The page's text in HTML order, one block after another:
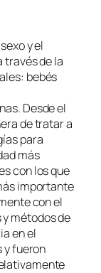
y el
través de la
bebés
Desde el
de tratar a
para
más
con los que
importante
con el
métodos de
en el
y fueron